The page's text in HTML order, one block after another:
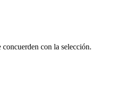
con la selección.